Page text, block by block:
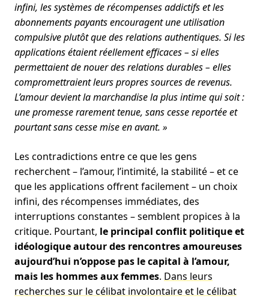
infini, les systèmes de récompenses addictifs et les
abonnements payants encouragent une utilisation
compulsive plutôt que des relations authentiques. Si les
applications étaient réellement efficaces – si elles
permettaient de nouer des relations durables – elles
compromettraient leurs propres sources de revenus.
L’amour devient la marchandise la plus intime qui soit :
une promesse rarement tenue, sans cesse reportée et
pourtant sans cesse mise en avant. »
Les contradictions entre ce que les gens
recherchent – ​​l’amour, l’intimité, la stabilité – et ce
que les applications offrent facilement – ​​un choix
infini, des récompenses immédiates, des
interruptions constantes – semblent propices à la
critique. Pourtant, le principal conflit politique et
idéologique autour des rencontres amoureuses
aujourd’hui n’oppose pas le capital à l’amour,
mais les hommes aux femmes. Dans leurs
recherches sur le célibat involontaire et le célibat